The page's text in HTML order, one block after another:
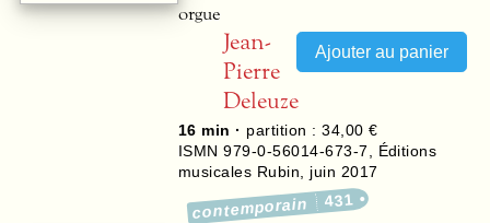
orgue
Jean-
Pierre
Deleuze
16 min · partition : 34,00 €
ISMN 979-0-56014-673-7
Éditions
musicales Rubin
juin 2017
contemporain 431